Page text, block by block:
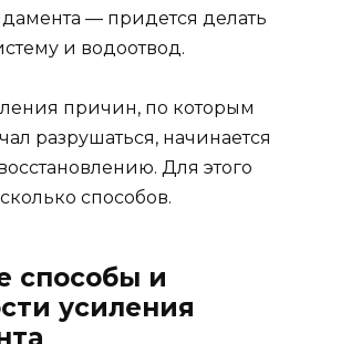
— придется делать
и водоотвод.
причин, по которым
разрушаться, начинается
Для этого
способов.
способы и
усиления